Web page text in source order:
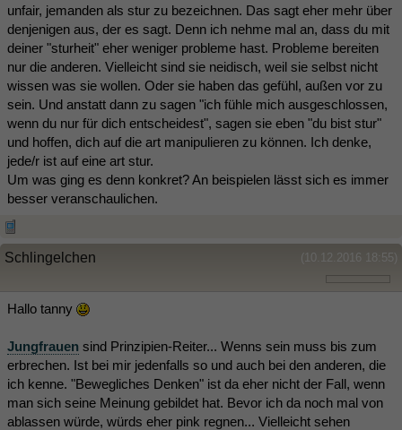
unfair, jemanden als stur zu bezeichnen. Das sagt eher mehr über
denjenigen aus, der es sagt. Denn ich nehme mal an, dass du mit
deiner "sturheit" eher weniger probleme hast. Probleme bereiten
nur die anderen. Vielleicht sind sie neidisch, weil sie selbst nicht
wissen was sie wollen. Oder sie haben das gefühl, außen vor zu
sein. Und anstatt dann zu sagen "ich fühle mich ausgeschlossen,
wenn du nur für dich entscheidest", sagen sie eben "du bist stur"
und hoffen, dich auf die art manipulieren zu können. Ich denke,
jede/r ist auf eine art stur.
Um was ging es denn konkret? An beispielen lässt sich es immer
besser veranschaulichen.
(10.12.2016 18:55)
Schlingelchen
Hallo tanny
Jungfrauen sind Prinzipien-Reiter... Wenns sein muss bis zum
erbrechen. Ist bei mir jedenfalls so und auch bei den anderen, die
ich kenne. "Bewegliches Denken" ist da eher nicht der Fall, wenn
man sich seine Meinung gebildet hat. Bevor ich da noch mal von
ablassen würde, würds eher pink regnen... Vielleicht sehen